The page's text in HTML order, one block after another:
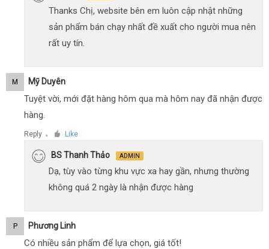
Thanks Chị, website bên em luôn cập nhật những
sản phẩm bán chạy nhất đề xuất cho người mua nên
rất uy tín.
M Mỹ Duyên
Tuyệt vời, mới đặt hàng hôm qua mà hôm nay đã nhận được
hàng.
Reply ● Like
BS Thanh Thảo ADMIN
Dạ, tùy vào từng khu vực xa hay gần, nhưng thường
không quá 2 ngày là nhận được hàng
P Phương Linh
Có nhiều sản phẩm để lựa chọn, giá tốt!